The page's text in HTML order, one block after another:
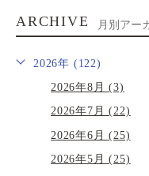
ARCHIVE 月別アー
2026年 (122)
2026年8月 (3)
2026年7月 (22)
2026年6月 (25)
2026年5月 (25)